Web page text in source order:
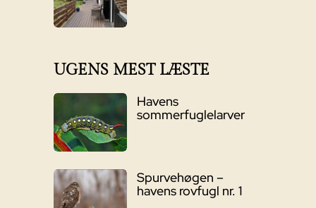
UGENS MEST LÆSTE
Havens
sommerfuglelarver
Spurvehøgen –
havens rovfugl nr. 1